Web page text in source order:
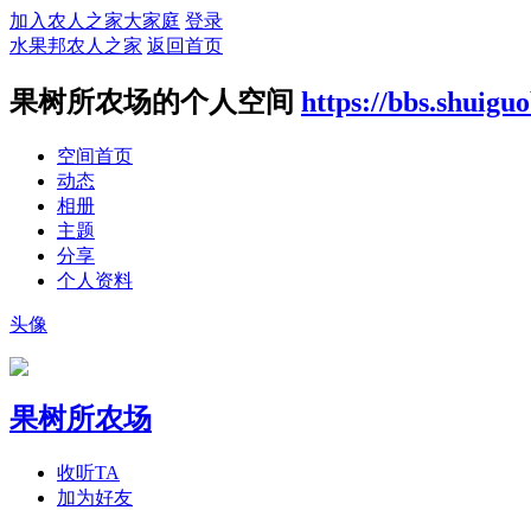
加入农人之家大家庭 登录
水果邦农人之家 返回首页
果树所农场的个人空间 https://
空间首页
动态
相册
主题
分享
个人资料
头像
果树所农场
收听TA
加为好友